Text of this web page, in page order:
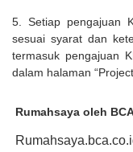
5. Setiap pengajuan
sesuai syarat dan
termasuk pengajuan
dalam halaman
Rumahsaya oleh